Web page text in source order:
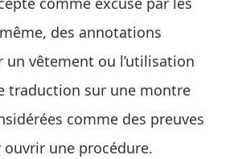
des annotations
un vêtement ou l’utilisation
traduction sur une montre
comme des preuves
une procédure.